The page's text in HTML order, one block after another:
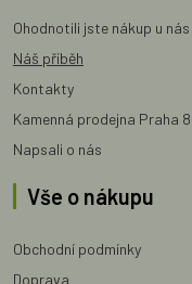
Ohodnotili jste nákup u nás
Náš příběh
Kontakty
Kamenná prodejna Praha 8
Napsali o nás
Vše o nákupu
Obchodní podmínky
Doprava